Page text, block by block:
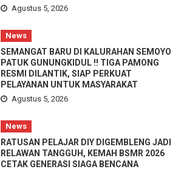
Agustus 5, 2026
News
SEMANGAT BARU DI KALURAHAN SEMOYO
PATUK GUNUNGKIDUL !! TIGA PAMONG
RESMI DILANTIK, SIAP PERKUAT
PELAYANAN UNTUK MASYARAKAT
Agustus 5, 2026
News
RATUSAN PELAJAR DIY DIGEMBLENG JADI
RELAWAN TANGGUH, KEMAH BSMR 2026
CETAK GENERASI SIAGA BENCANA